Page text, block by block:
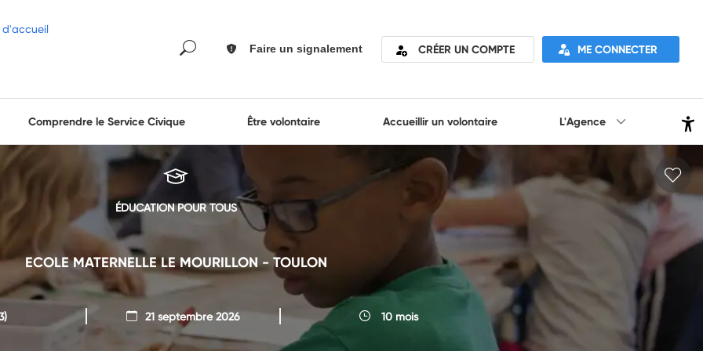
Faire un signalement CRÉER UN COMPTE ME CONNECTER
Comprendre le Service Civique Être volontaire Accueillir un volontaire L'Agence
ÉDUCATION POUR TOUS
ECOLE MATERNELLE LE MOURILLON - TOULON
21 septembre 2026 10 mois